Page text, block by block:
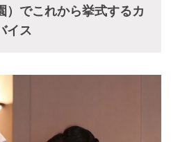
）でこれから挙式するカ
イス